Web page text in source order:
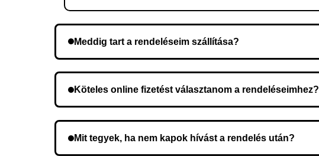
Meddig tart a rendeléseim szállítása?
Köteles online fizetést választanom a rendeléseimhez?
Mit tegyek, ha nem kapok hívást a rendelés után?